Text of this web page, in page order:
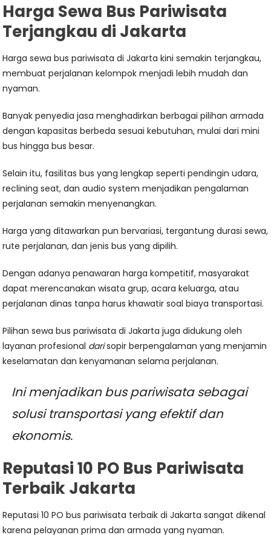
Harga Sewa Bus Pariwisata
Terjangkau di Jakarta
Harga sewa bus pariwisata di Jakarta kini semakin terjangkau,
membuat perjalanan kelompok menjadi lebih mudah dan
nyaman.
Banyak penyedia jasa menghadirkan berbagai pilihan armada
dengan kapasitas berbeda sesuai kebutuhan, mulai dari mini
bus hingga bus besar.
Selain itu, fasilitas bus yang lengkap seperti pendingin udara,
reclining seat, dan audio system menjadikan pengalaman
perjalanan semakin menyenangkan.
Harga yang ditawarkan pun bervariasi, tergantung durasi sewa,
rute perjalanan, dan jenis bus yang dipilih.
Dengan adanya penawaran harga kompetitif, masyarakat
dapat merencanakan wisata grup, acara keluarga, atau
perjalanan dinas tanpa harus khawatir soal biaya transportasi.
Pilihan sewa bus pariwisata di Jakarta juga didukung oleh
layanan profesional darisopir berpengalaman yang menjamin
keselamatan dan kenyamanan selama perjalanan.
Ini menjadikan bus pariwisata sebagai
solusi transportasi yang efektif dan
ekonomis.
Reputasi 10 PO Bus Pariwisata
Terbaik Jakarta
Reputasi 10 PO bus pariwisata terbaik di Jakarta sangat dikenal
karena pelayanan prima dan armada yang nyaman.